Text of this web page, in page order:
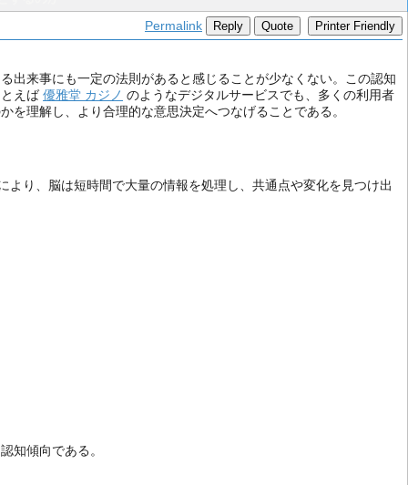
Permalink Reply Quote Printer Friendly
出来事にも一定の法則があると感じることが少なくない。この認知
えば 優雅堂 カジノ のようなデジタルサービスでも、多くの利用者
理解し、より合理的な意思決定へつなげることである。
り、脳は短時間で大量の情報を処理し、共通点や変化を見つけ出
知傾向である。